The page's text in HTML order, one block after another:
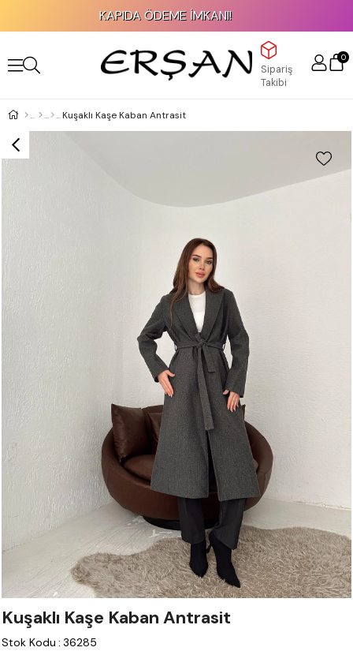
KAPIDA ÖDEME İMKANI!
Sipariş
Takibi
0
Kuşaklı Kaşe Kaban Antrasit
Kuşaklı Kaşe Kaban Antrasit
Stok Kodu : 36285